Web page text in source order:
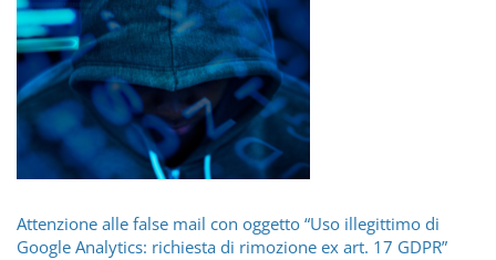
Attenzione alle false mail con oggetto “Uso illegittimo di
Google Analytics: richiesta di rimozione ex art. 17 GDPR”